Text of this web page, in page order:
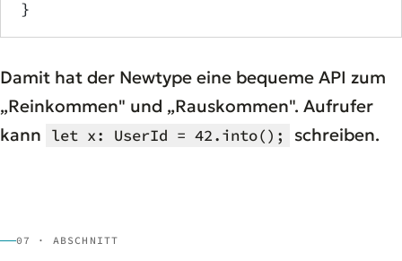
}
Damit hat der Newtype eine bequeme API zum
„Reinkommen" und „Rauskommen". Aufrufer
kann let x: UserId = 42.into(); schreiben.
07 · ABSCHNITT